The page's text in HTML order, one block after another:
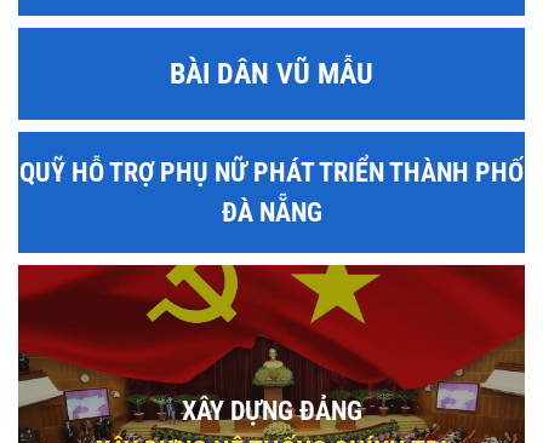
BÀI DÂN VŨ MẪU
QUỸ HỖ TRỢ PHỤ NỮ PHÁT TRIỂN THÀNH PHỐ
ĐÀ NẴNG
XÂY DỰNG ĐẢNG